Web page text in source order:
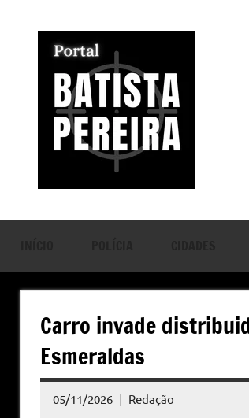
Carro invade
Esmeraldas
05/11/2026 Redação
Nenhum